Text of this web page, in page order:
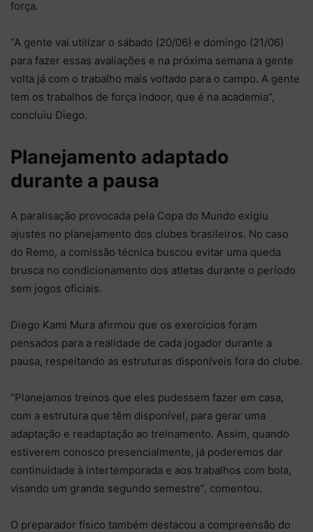
força.
“A gente vai utilizar o sábado (20/06) e domingo (21/06)
para fazer essas avaliações e na próxima semana a gente
volta já com o trabalho mais voltado para o campo. A gente
tem os trabalhos de força indoor, que é na academia”,
concluiu Diego.
Planejamento adaptado
durante a pausa
A paralisação provocada pela Copa do Mundo exigiu
ajustes no planejamento dos clubes brasileiros. No caso
do Remo, a comissão técnica buscou evitar uma queda
brusca no condicionamento dos atletas durante o período
sem jogos oficiais.
Diego Kami Mura afirmou que os exercícios foram
pensados para a realidade de cada jogador durante a
pausa, respeitando as estruturas disponíveis fora do clube.
“Planejamos treinos que eles pudessem fazer em casa,
com a estrutura que têm disponível, para gerar uma
adaptação e readaptação ao treinamento. Assim, quando
estiverem conosco presencialmente, já poderemos dar
continuidade à intertemporada e aos trabalhos com bola,
visando um grande segundo semestre”, comentou.
O preparador físico também destacou a compreensão do